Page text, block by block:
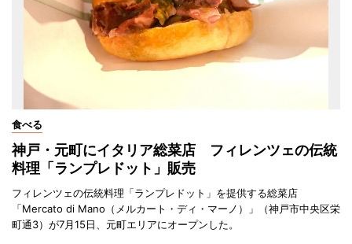
食べる
神戸・元町にイタリア総菜店 フィレンツェの伝統
料理「ランプレドット」販売
フィレンツェの伝統料理「ランプレドット」を提供する総菜店
「Mercato di Mano（メルカート・ディ・マーノ）」（神戸市中央区栄
町通3）が7月15日、元町エリアにオープンした。